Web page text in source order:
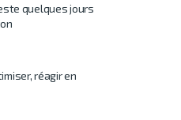
quelques jours
réagir en